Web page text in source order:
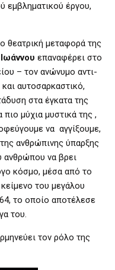
εμβληματικού έργου,
θεατρική μεταφορά της
επαναφέρει στο
– τον ανώνυμο αντι-
αυτοσαρκαστικό,
στα έγκατα της
μύχια μυστικά της ,
να αγγίξουμε,
ανθρώπινης ύπαρξης
ανθρώπου να βρει
κόσμο, μέσα από το
του μεγάλου
το οποίο αποτέλεσε
του.
τον ρόλο της